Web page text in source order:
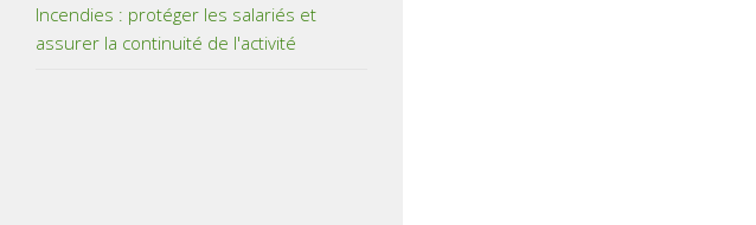
Incendies : protéger les salariés et
assurer la continuité de l'activité